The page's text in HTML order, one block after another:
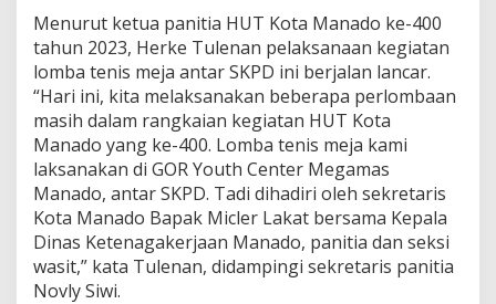
n
g
k
s
D
i
g
e
a
r
H
Menurut ketua panitia HUT Kota Manado ke-400
tahun 2023, Herke Tulenan pelaksanaan kegiatan
lomba tenis meja antar SKPD ini berjalan lancar.
“Hari ini, kita melaksanakan beberapa perlombaan
masih dalam rangkaian kegiatan HUT Kota
Manado yang ke-400. Lomba tenis meja kami
laksanakan di GOR Youth Center Megamas
Manado, antar SKPD. Tadi dihadiri oleh sekretaris
Kota Manado Bapak Micler Lakat bersama Kepala
Dinas Ketenagakerjaan Manado, panitia dan seksi
wasit,” kata Tulenan, didampingi sekretaris panitia
Novly Siwi.